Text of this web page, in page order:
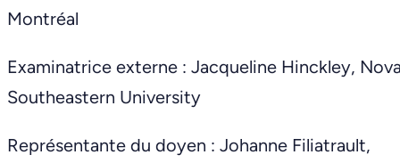
Montréal
Examinatrice externe : Jacqueline Hinckley,
Southeastern University
Représentante du doyen : Johanne Filiatrault,